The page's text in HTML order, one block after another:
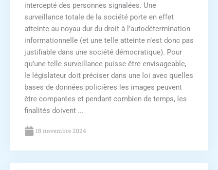
intercepté des personnes signalées. Une
surveillance totale de la société porte en effet
atteinte au noyau dur du droit à l’autodétermination
informationnelle (et une telle atteinte n’est donc pas
justifiable dans une société démocratique). Pour
qu’une telle surveillance puisse être envisageable,
le législateur doit préciser dans une loi avec quelles
bases de données policières les images peuvent
être comparées et pendant combien de temps, les
finalités doivent ...
18 novembre 2024